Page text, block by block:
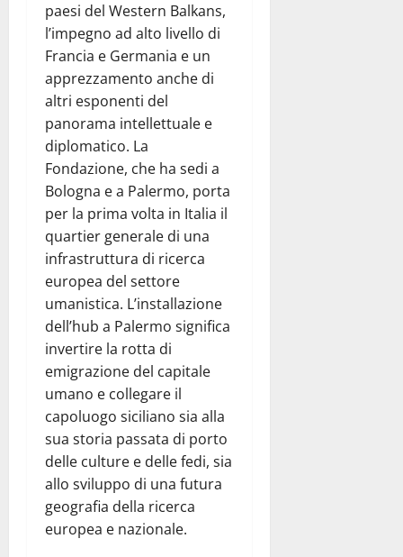
paesi del Western Balkans,
l’impegno ad alto livello di
Francia e Germania e un
apprezzamento anche di
altri esponenti del
panorama intellettuale e
diplomatico. La
Fondazione, che ha sedi a
Bologna e a Palermo, porta
per la prima volta in Italia il
quartier generale di una
infrastruttura di ricerca
europea del settore
umanistica. L’installazione
dell’hub a Palermo significa
invertire la rotta di
emigrazione del capitale
umano e collegare il
capoluogo siciliano sia alla
sua storia passata di porto
delle culture e delle fedi, sia
allo sviluppo di una futura
geografia della ricerca
europea e nazionale.